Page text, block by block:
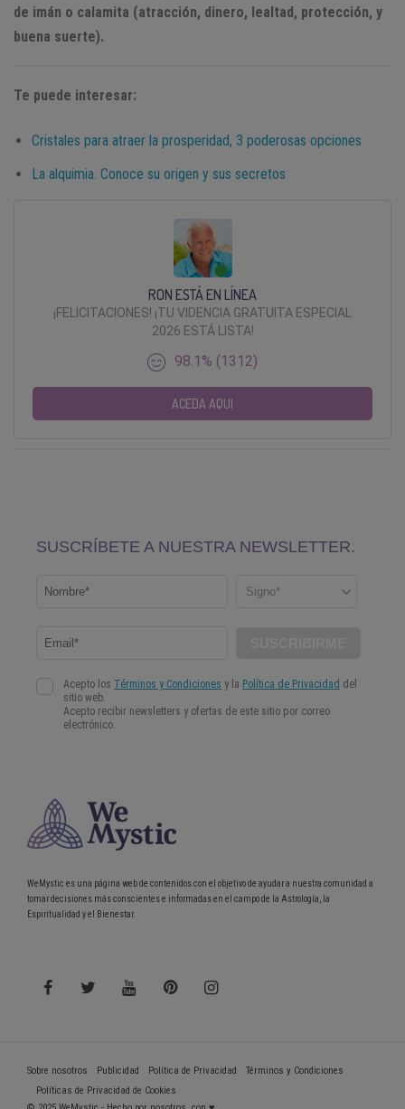
de imán o calamita (atracción, dinero, lealtad, protección, y
buena suerte).
Te puede interesar:
Cristales para atraer la prosperidad, 3 poderosas opciones
La alquimia. Conoce su origen y sus secretos
RON ESTÁ EN LÍNEA
¡FELICITACIONES! ¡TU VIDENCIA GRATUITA ESPECIAL
2026 ESTÁ LISTA!
98.1% (1312)
ACEDA AQUI
WeMystic es una página web de contenidos con el objetivo de ayudar a nuestra comunidad a
tomar decisiones más conscientes e informadas en el campo de la Astrología, la
Espiritualidad y el Bienestar.
Sobre nosotros Publicidad Política de Privacidad
Términos y Condiciones
Políticas de Privacidad de Cookies